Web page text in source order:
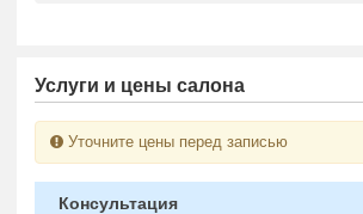
Услуги и цены салона
Уточните цены перед записью
Консультация